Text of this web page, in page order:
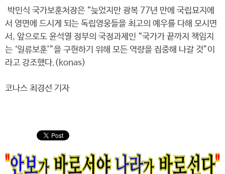
박민식 국가보훈처장은 “늦었지만 광복 77년 만에 국립묘지에
서 영면에 드시게 되는 독립영웅들을 최고의 예우를 다해 모시면
서, 앞으로도 윤석열 정부의 국정과제인 “국가가 끝까지 책임지
는 ‘일류보훈’”을 구현하기 위해 모든 역량을 집중해 나갈 것”이
라고 강조했다.(konas)
코나스 최경선 기자